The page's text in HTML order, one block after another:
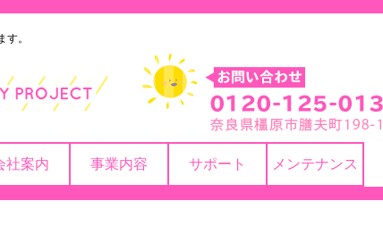
。
社案内 事業内容 サポート メンテナンス